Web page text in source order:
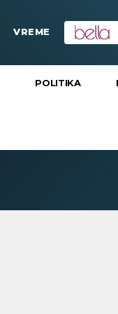
VREME
POLITIKA